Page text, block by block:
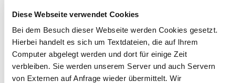
Diese Webseite verwendet Cookies
Bei dem Besuch dieser Webseite werden Cookies gesetzt.
Hierbei handelt es sich um Textdateien, die auf Ihrem
Computer abgelegt werden und dort für einige Zeit
verbleiben. Sie werden unserem Server und auch Servern
von Externen auf Anfrage wieder übermittelt. Wir
< Juli
September >
1
2
3
4 5 6 7 8
10
11 14 15
18
24
25 26 27 28 29
30
31